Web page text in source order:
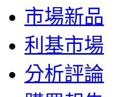
市場新品
利基市場
分析評論